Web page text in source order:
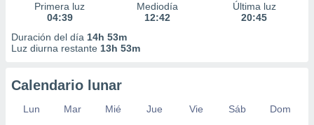
Primera luz
04:39
Mediodía
12:42
Última luz
20:45
Duración del día 14h 53m
Luz diurna restante 13h 53m
Calendario lunar
Lun Mar Mié Jue Vie Sáb
Dom